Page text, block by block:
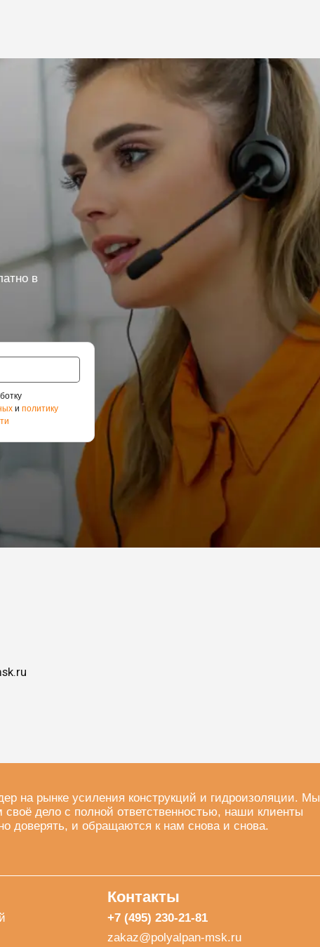
в
и политику
на рынке усиления конструкций и гидроизоляции. Мы
своё дело с полной ответственностью, наши клиенты
доверять, и обращаются к нам снова и снова.
Контакты
+7 (495) 230-21-81
zakaz@polyalpan-msk.ru